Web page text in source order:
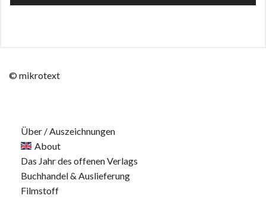
© mikrotext
Über / Auszeichnungen
About
Das Jahr des offenen Verlags
Buchhandel & Auslieferung
Filmstoff